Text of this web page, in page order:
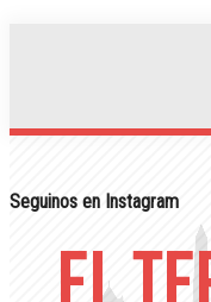
Seguinos en Instagram